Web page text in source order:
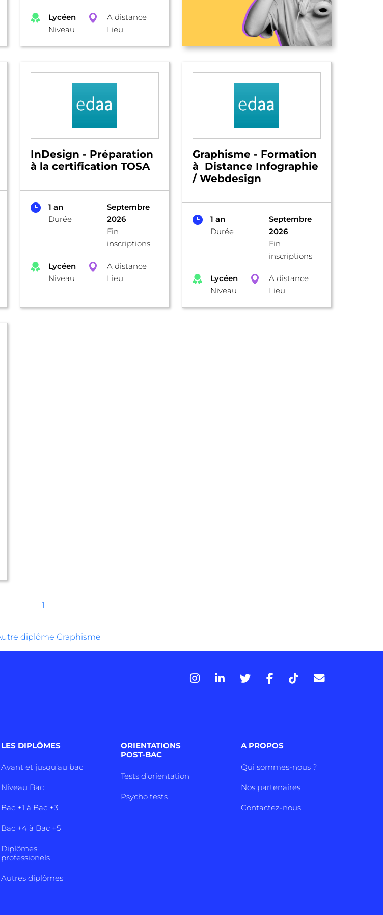
Lycéen
Niveau
A distance
Lieu
InDesign - Préparation
à la certification TOSA
1 an
Durée
Septembre
2026
Fin
inscriptions
Lycéen
Niveau
A distance
Lieu
Graphisme - Formation
à Distance Infographie
/ Webdesign
1 an
Durée
Septembre
2026
Fin
inscriptions
Lycéen
Niveau
A distance
Lieu
1
diplôme Graphisme
LES DIPLÔMES
Avant et jusqu’au bac
Niveau Bac
Bac +1 à Bac +3
Bac +4 à Bac +5
Diplômes
professionels
Autres diplômes
ORIENTATIONS
POST-BAC
Tests d’orientation
Psycho tests
A PROPOS
Qui sommes-nous ?
Nos partenaires
Contactez-nous